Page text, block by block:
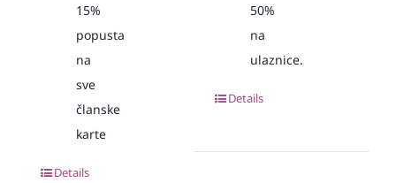
15%
popusta
na
sve
članske
karte
Details
50%
na
ulaznice.
Details